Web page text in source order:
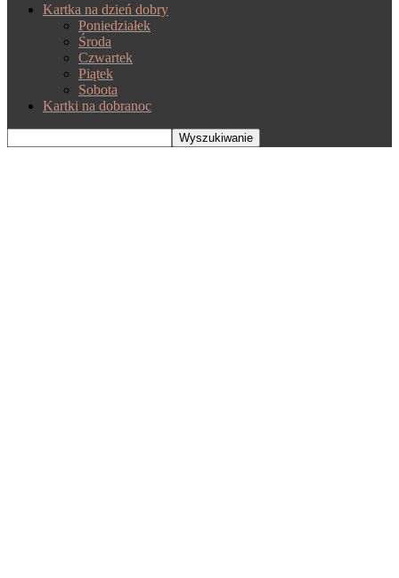
Kartka na dzień dobry
Poniedziałek
Środa
Czwartek
Piątek
Sobota
Kartki na dobranoc